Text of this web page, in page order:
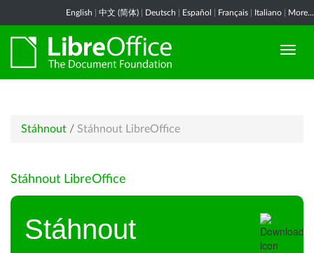
English 中文 (简体) Deutsch Español Français Italiano More...
Stáhnout / Stáhnout LibreOffice
Stáhnout LibreOffice
Stáhnout